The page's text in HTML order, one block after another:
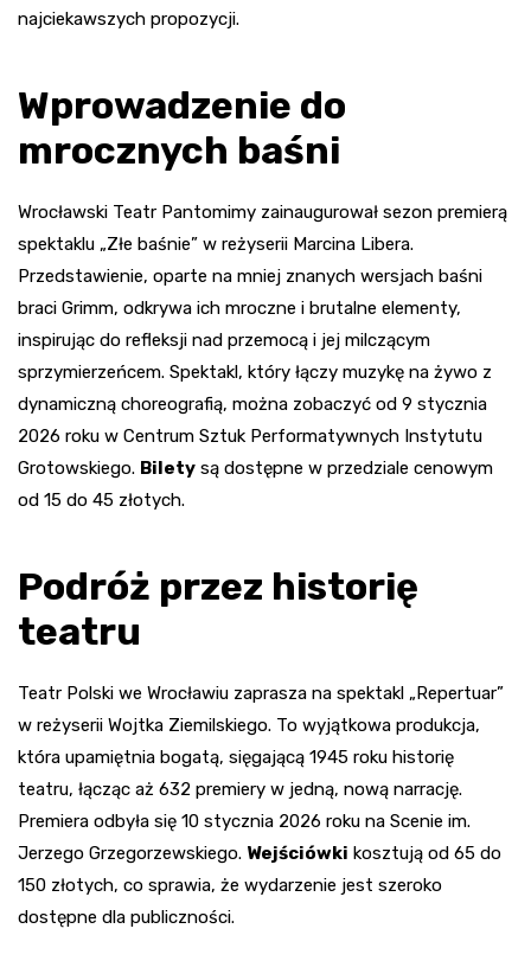
najciekawszych propozycji.
Wprowadzenie do
mrocznych baśni
Wrocławski Teatr Pantomimy zainaugurował sezon premierą
spektaklu „Złe baśnie” w reżyserii Marcina Libera.
Przedstawienie, oparte na mniej znanych wersjach baśni
braci Grimm, odkrywa ich mroczne i brutalne elementy,
inspirując do refleksji nad przemocą i jej milczącym
sprzymierzeńcem. Spektakl, który łączy muzykę na żywo z
dynamiczną choreografią, można zobaczyć od 9 stycznia
2026 roku w Centrum Sztuk Performatywnych Instytutu
Grotowskiego. Bilety są dostępne w przedziale cenowym
od 15 do 45 złotych.
Podróż przez historię
teatru
Teatr Polski we Wrocławiu zaprasza na spektakl „Repertuar”
w reżyserii Wojtka Ziemilskiego. To wyjątkowa produkcja,
która upamiętnia bogatą, sięgającą 1945 roku historię
teatru, łącząc aż 632 premiery w jedną, nową narrację.
Premiera odbyła się 10 stycznia 2026 roku na Scenie im.
Jerzego Grzegorzewskiego. Wejściówki kosztują od 65 do
150 złotych, co sprawia, że wydarzenie jest szeroko
dostępne dla publiczności.